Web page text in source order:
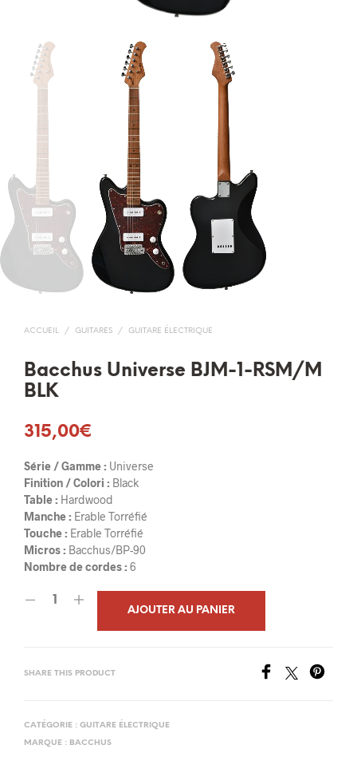
ACCUEIL / GUITARES / GUITARE ÉLECTRIQUE
Bacchus Universe BJM-1-RSM/M
BLK
315,00€
Série / Gamme : Universe
Finition / Colori : Black
Table : Hardwood
Manche : Erable Torréfié
Touche : Erable Torréfié
Micros : Bacchus/BP-90
Nombre de cordes : 6
AJOUTER AU PANIER
SHARE THIS PRODUCT
CATÉGORIE : GUITARE ÉLECTRIQUE
MARQUE : BACCHUS